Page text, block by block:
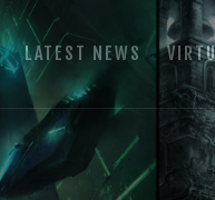
LATEST NEWS
GAMING
VR Escape
HOME
LATEST NEWS
VIRTUAL
GAMING